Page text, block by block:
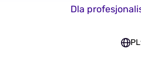
Dla
PL